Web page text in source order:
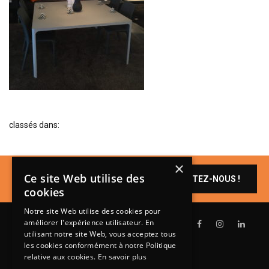
BIBLIOTHÈQUE
TABLE BASSE
SALLES À MANGER
BAHUT
CONVERTIBLE
MATELAS
LITS RELEVABLES
CADRES DE LIT
classés dans:
Un produit vous
intéresse ?
CONTACTEZ-NOUS !
Lundi de 14h à 18h30
×
Ce site Web utilise des
cookies
Notre site Web utilise des cookies pour
améliorer l'expérience utilisateur. En
utilisant notre site Web, vous acceptez tous
les cookies conformément à notre Politique
relative aux cookies. En savoir plus